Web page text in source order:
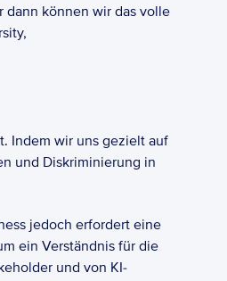
können wir das volle
Indem wir uns gezielt auf
und Diskriminierung in
jedoch erfordert eine
ein Verständnis für die
und von KI-